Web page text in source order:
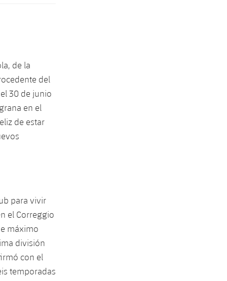
de la
del
30 de junio
en el
de estar
para vivir
el Correggio
máximo
división
con el
temporadas